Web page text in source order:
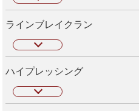
ラインブレイクラン
ハイプレッシング